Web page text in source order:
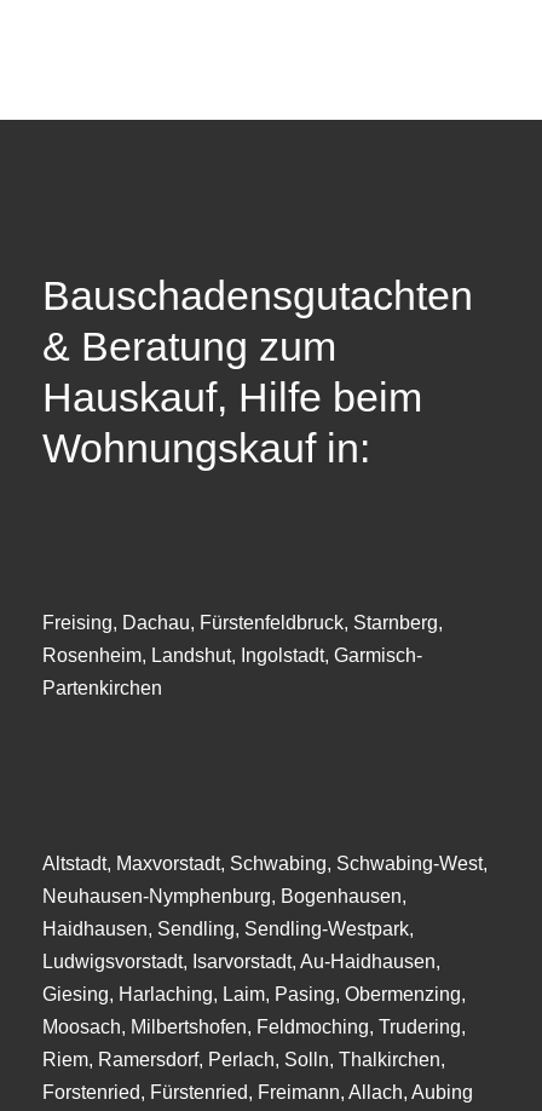
Bauschadensgutachten
& Beratung zum
Hauskauf, Hilfe beim
Wohnungskauf in:
Freising, Dachau, Fürstenfeldbruck, Starnberg,
Rosenheim, Landshut, Ingolstadt, Garmisch-
Partenkirchen
Altstadt, Maxvorstadt, Schwabing, Schwabing-West,
Neuhausen-Nymphenburg, Bogenhausen,
Haidhausen, Sendling, Sendling-Westpark,
Ludwigsvorstadt, Isarvorstadt, Au-Haidhausen,
Giesing, Harlaching, Laim, Pasing, Obermenzing,
Moosach, Milbertshofen, Feldmoching, Trudering,
Riem, Ramersdorf, Perlach, Solln, Thalkirchen,
Forstenried, Fürstenried, Freimann, Allach, Aubing